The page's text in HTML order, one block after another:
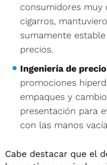
consumidores muy
cigarros,
sumamente
precios.
Ingeniería de
promociones
empaques y
presentación para
con las manos
Cabe destacar que el